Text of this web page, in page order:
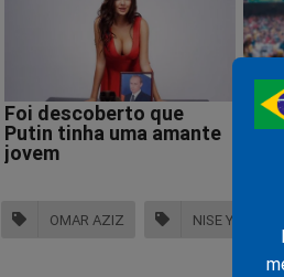
Em tempos de " censura ",
OMAR AZIZ NISE